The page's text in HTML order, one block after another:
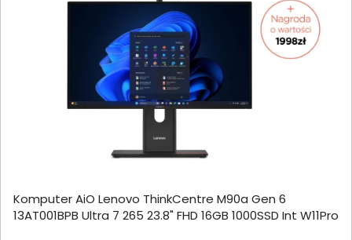
Komputer AiO Lenovo ThinkCentre M90a Gen 6
13AT001BPB Ultra 7 265 23.8" FHD 16GB 1000SSD Int W11Pro